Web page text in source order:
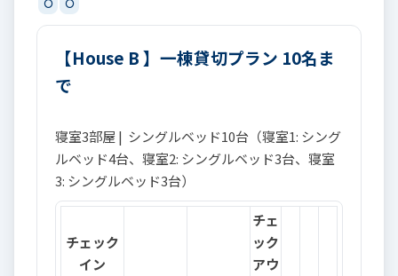
【House B 】一棟貸切プラン 10名ま
で
寝室3部屋 | シングルベッド10台（寝室1: シング
ルベッド4台、寝室2: シングルベッド3台、寝室
3: シングルベッド3台）
チェック
イン
チェ
ック
アウ